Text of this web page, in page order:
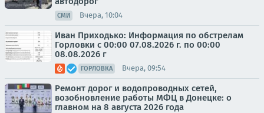
СМИ Вчера, 10:04
Иван Приходько: Информация по обстрелам
Горловки с 00:00 07.08.2026 г. по 00:00
08.08.2026 г
ГОРЛОВКА Вчера, 09:54
Ремонт дорог и водопроводных сетей,
возобновление работы МФЦ в Донецке: о
главном на 8 августа 2026 года